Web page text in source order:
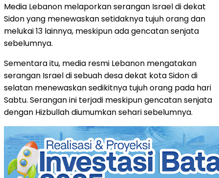
Media Lebanon melaporkan serangan Israel di dekat
Sidon yang menewaskan setidaknya tujuh orang dan
melukai 13 lainnya, meskipun ada gencatan senjata
sebelumnya.
Sementara itu, media resmi Lebanon mengatakan
serangan Israel di sebuah desa dekat kota Sidon di
selatan menewaskan sedikitnya tujuh orang pada hari
Sabtu. Serangan ini terjadi meskipun gencatan senjata
dengan Hizbullah diumumkan sehari sebelumnya.